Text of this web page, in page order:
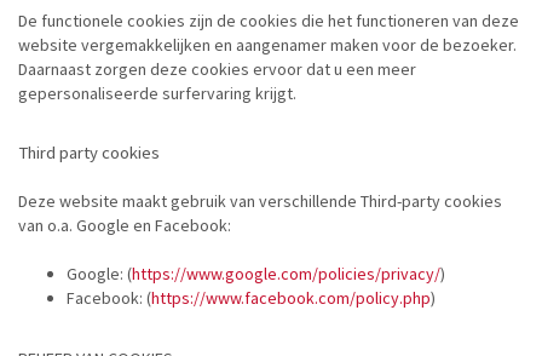
De functionele cookies zijn de cookies die het functioneren van deze
website vergemakkelijken en aangenamer maken voor de bezoeker.
Daarnaast zorgen deze cookies ervoor dat u een meer
gepersonaliseerde surfervaring krijgt.
Third party cookies
Deze website maakt gebruik van verschillende Third-party cookies
van o.a. Google en Facebook:
Google: (https://www.google.com/policies/privacy/)
Facebook: (https://www.facebook.com/policy.php)